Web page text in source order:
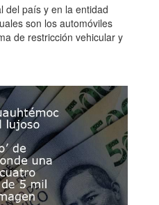
del país y en la entidad
son los automóviles
de restricción vehicular y